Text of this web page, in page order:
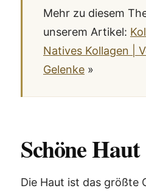
Mehr zu diesem
unserem Artikel:
Natives Kollagen |
Gelenke »
Schöne Haut
Die Haut ist das größte